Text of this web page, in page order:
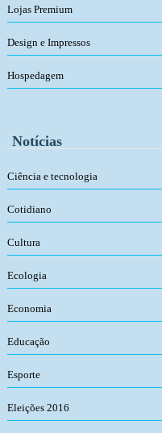
Lojas Premium
Design e Impressos
Hospedagem
Notícias
Ciência e tecnologia
Cotidiano
Cultura
Ecologia
Economia
Educação
Esporte
Eleições 2016